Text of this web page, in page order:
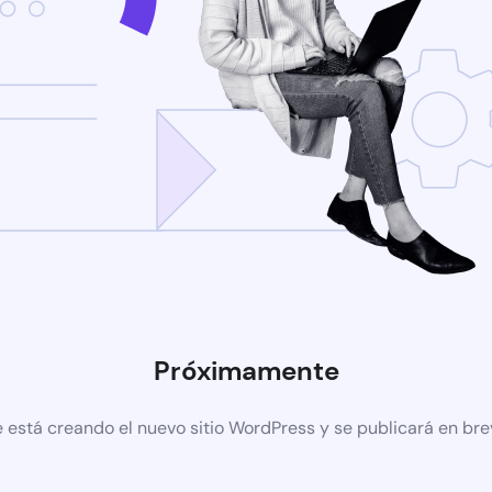
Próximamente
está creando el nuevo sitio WordPress y se publicará en